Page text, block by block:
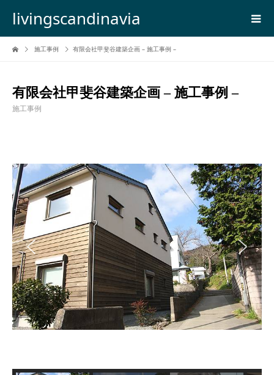
livingscandinavia
施工事例 有限会社甲斐谷建築企画 – 施工事例 –
有限会社甲斐谷建築企画 – 施工事例 –
施工事例